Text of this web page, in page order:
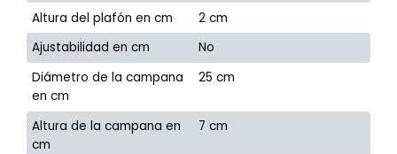
Altura del plafón en cm
2 cm
Ajustabilidad en cm
No
Diámetro de la campana
en cm
25 cm
Altura de la campana en
cm
7 cm